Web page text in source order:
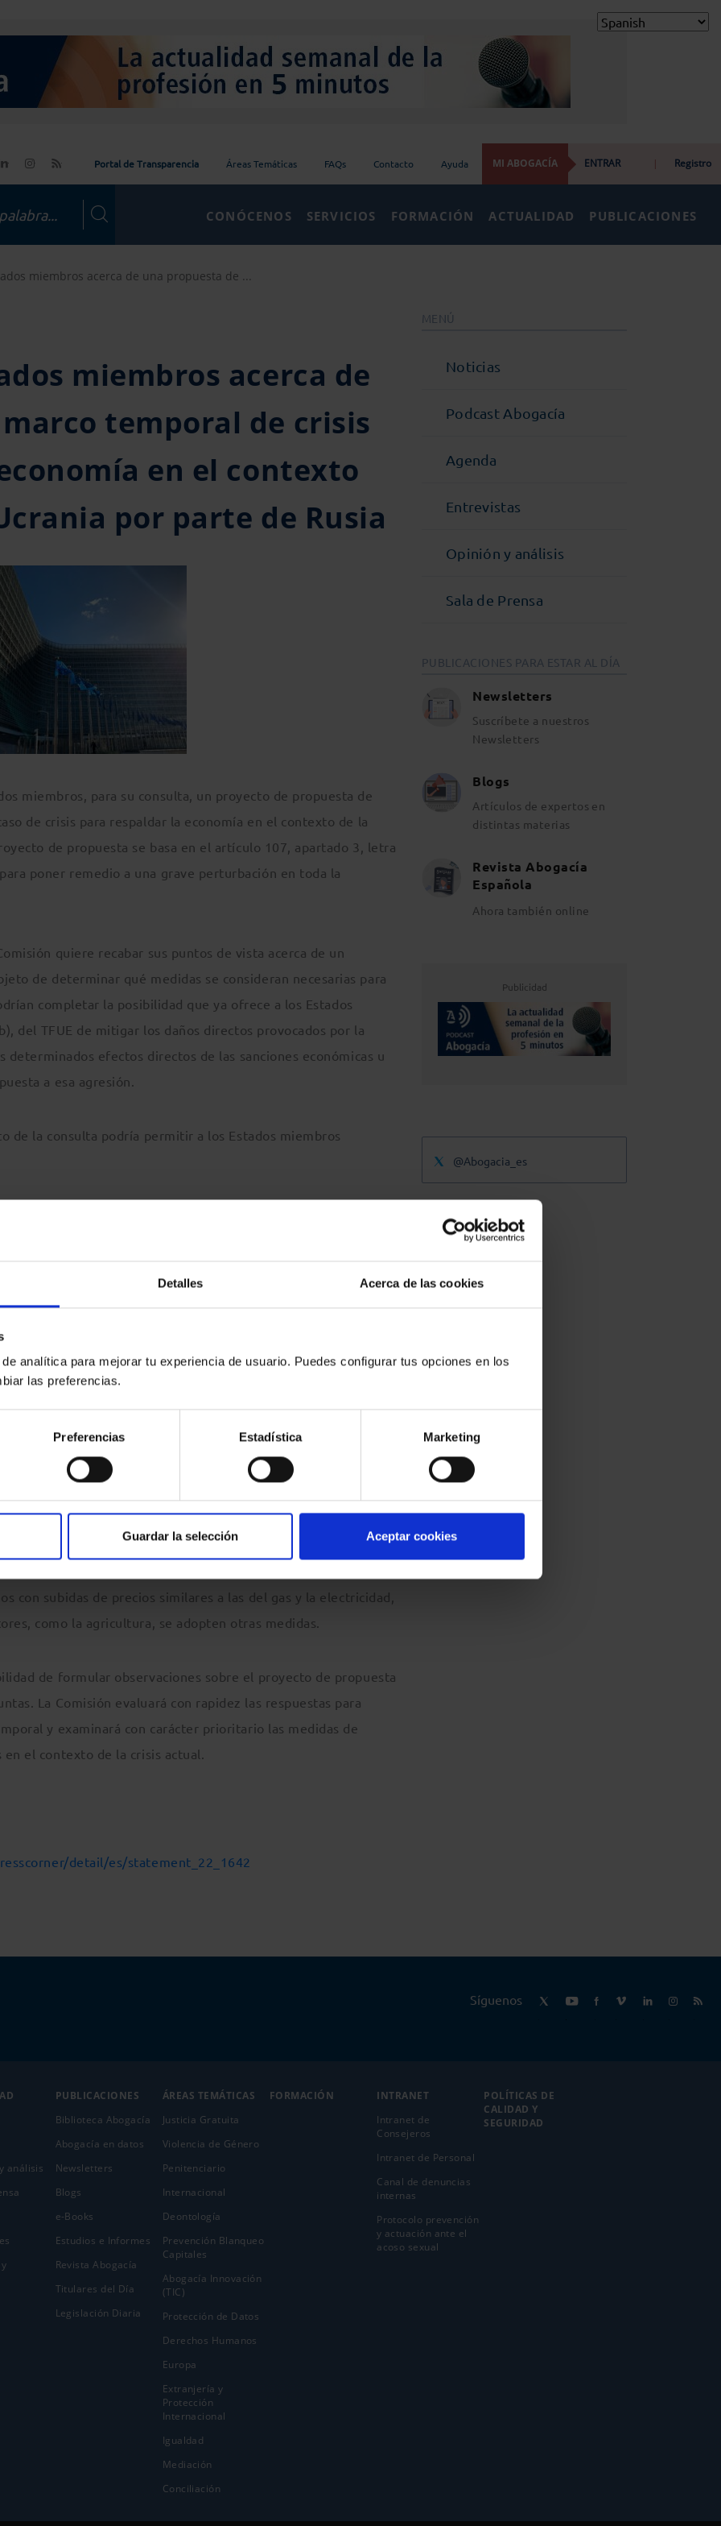
Detalles Acerca de las cookies
analítica para mejorar tu experiencia de usuario. Puedes configurar tus opciones en los
las preferencias.
Preferencias Estadística Marketing
Guardar la selección Aceptar cookies
Portal de Transparencia Áreas Temáticas FAQs Contacto Ayuda MI ABOGACÍA ENTRAR | Registro
CONÓCENOS SERVICIOS FORMACIÓN ACTUALIDAD PUBLICACIONES
miembros acerca de una propuesta de ...
miembros acerca de
temporal de crisis
en el contexto
por parte de Rusia
miembros, para su consulta, un proyecto de propuesta de
de crisis para respaldar la economía en el contexto de la
de propuesta se basa en el artículo 107, apartado 3, letra
poner remedio a una grave perturbación en toda la
quiere recabar sus puntos de vista acerca de un
de determinar qué medidas se consideran necesarias para
completar la posibilidad que ya ofrece a los Estados
del TFUE de mitigar los daños directos provocados por la
determinados efectos directos de las sanciones económicas u
a esa agresión.
de la consulta podría permitir a los Estados miembros
derivados de unos precios del gas y la electricidad
podría concederse bajo cualquier forma, por ejemplo, como
a las empresas, sobre todo a las que son grandes
los precios de la energía.
para las empresas calificadas de empresas en crisis,
de liquidez acuciantes en las circunstancias actuales.
Rusia quedarían excluidas del ámbito de aplicación de esas
algunas preguntas generales y otras más específicas,
máximos de las ayudas, la definición de grandes
las ayudas a esos usuarios a condiciones ecológicas y
con subidas de precios similares a las del gas y la electricidad,
como la agricultura, se adopten otras medidas.
de formular observaciones sobre el proyecto de propuesta
La Comisión evaluará con rapidez las respuestas para
y examinará con carácter prioritario las medidas de
el contexto de la crisis actual.
detail/es/statement_22_1642
MENÚ
Noticias
Podcast Abogacía
Agenda
Entrevistas
Opinión y análisis
Sala de Prensa
PUBLICACIONES PARA ESTAR AL DÍA
Newsletters
Suscríbete a nuestros
Newsletters
Blogs
Artículos de expertos en
distintas materias
Revista Abogacía
Española
Ahora también online
Publicidad
@Abogacia_es
Síguenos
análisis
PUBLICACIONES
Biblioteca Abogacía
Abogacía en datos
Newsletters
Blogs
e-Books
Estudios e Informes
Revista Abogacía
Titulares del Día
Legislación Diaria
ÁREAS TEMÁTICAS
Justicia Gratuita
Violencia de Género
Penitenciario
Internacional
Deontología
Prevención Blanqueo
Capitales
Abogacía Innovación
(TIC)
Protección de Datos
Derechos Humanos
Europa
Extranjería y
Protección
Internacional
Igualdad
Mediación
Conciliación
FORMACIÓN
INTRANET
Intranet de
Consejeros
Intranet de Personal
Canal de denuncias
internas
Protocolo prevención
y actuación ante el
acoso sexual
POLÍTICAS DE
CALIDAD Y
SEGURIDAD